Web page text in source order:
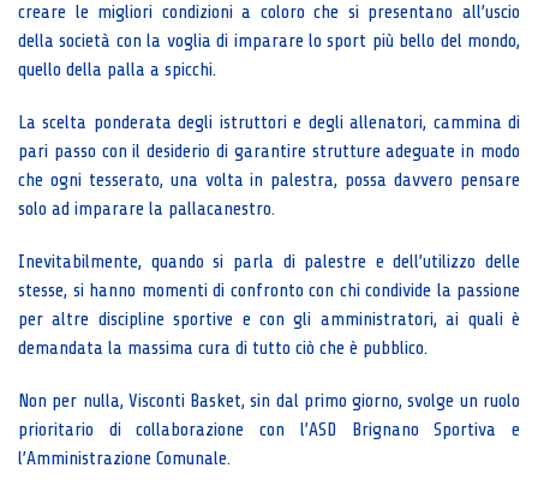
creare le migliori condizioni a coloro che si presentano all’uscio
della società con la voglia di imparare lo sport più bello del mondo,
quello della palla a spicchi.
La scelta ponderata degli istruttori e degli allenatori, cammina di
pari passo con il desiderio di garantire strutture adeguate in modo
che ogni tesserato, una volta in palestra, possa davvero pensare
solo ad imparare la pallacanestro.
Inevitabilmente, quando si parla di palestre e dell’utilizzo delle
stesse, si hanno momenti di confronto con chi condivide la passione
per altre discipline sportive e con gli amministratori, ai quali è
demandata la massima cura di tutto ciò che è pubblico.
Non per nulla, Visconti Basket, sin dal primo giorno, svolge un ruolo
prioritario di collaborazione con l’ASD Brignano Sportiva e
l’Amministrazione Comunale.